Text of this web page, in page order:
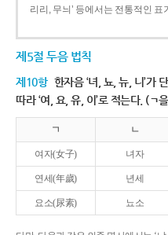
리리, 무늬’ 등에서는 전통적인 표
제5절 두음 법칙
제10항 한자음 ‘녀, 뇨, 뉴, 니’가
따라 ‘여, 요, 유, 이’로 적는다. (ㄱ
ㄱ ㄴ
여자(女子) 녀자
연세(年歲) 년세
요소(尿素) 뇨소